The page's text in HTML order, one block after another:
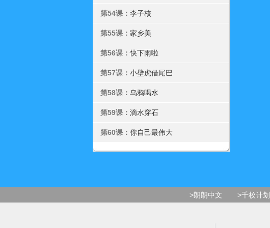
第54课： 李子核
第55课： 家乡美
第56课：快下雨啦
第57课： 小壁虎借尾巴
第58课： 乌鸦喝水
第59课： 滴水穿石
第60课： 你自己最伟大
>朗朗中文 >千校计划